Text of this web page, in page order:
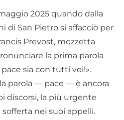
2025 quando dalla
di San Pietro si affacciò per
Prevost, mozzetta
la prima parola
sia con tutti voi!».
parola — pace — è ancora
discorsi, la più urgente
nei suoi appelli.